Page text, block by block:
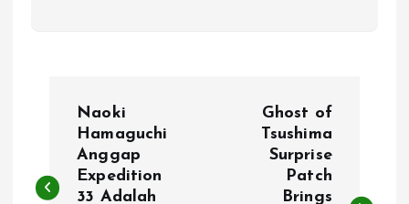
s
Naoki
Hamaguchi
Anggap
Expedition
33 Adalah
Ghost of
Tsushima
Surprise
Patch
Brings